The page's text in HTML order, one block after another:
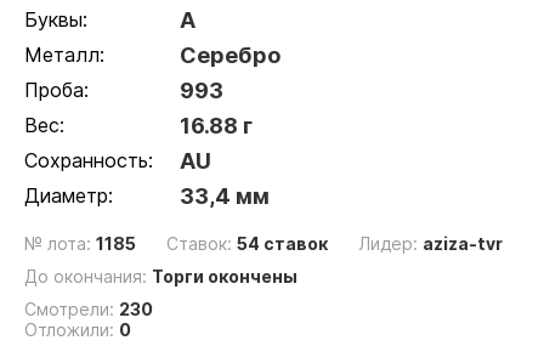
Буквы: A
Металл: Серебро
Проба: 993
Вес: 16.88 г
Сохранность: AU
Диаметр: 33,4 мм
№ лота: 1185 Ставок: 54 ставок Лидер: aziza-tvr
До окончания: Торги окончены
Смотрели: 230
Отложили: 0